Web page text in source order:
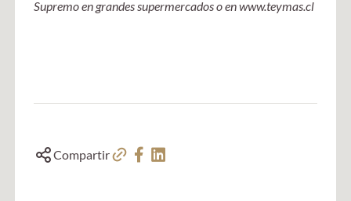
Supremo en grandes supermercados o en www.teymas.cl
Compartir